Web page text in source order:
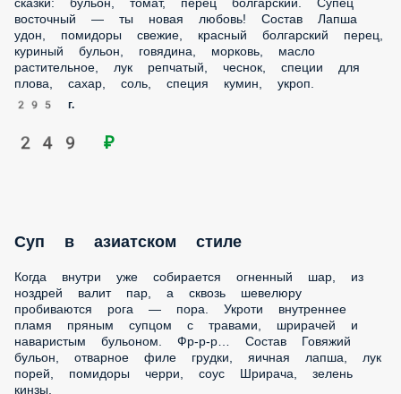
Суп в азиатском стиле
Когда внутри уже собирается огненный шар, из ноздрей
валит пар, а сквозь шевелюру пробиваются рога — пора.
Укроти внутреннее пламя пряным супцом с травами,
шрирачей и наваристым бульоном. Фр-р-р… Состав
Говяжий бульон, отварное филе грудки, яичная лапша, лук
325 г.
Харчо
Говядина связалась с плохой компанией. Группировка
«Острые корешки» в составе грецкого ореха, томатов,
сельдерея, кинзы и перца чили устраивает заварушку.
Густой бульон льётся через край, острые специи щекочут
нервишки. Кто бросит вызов грузинской суповой мафии?